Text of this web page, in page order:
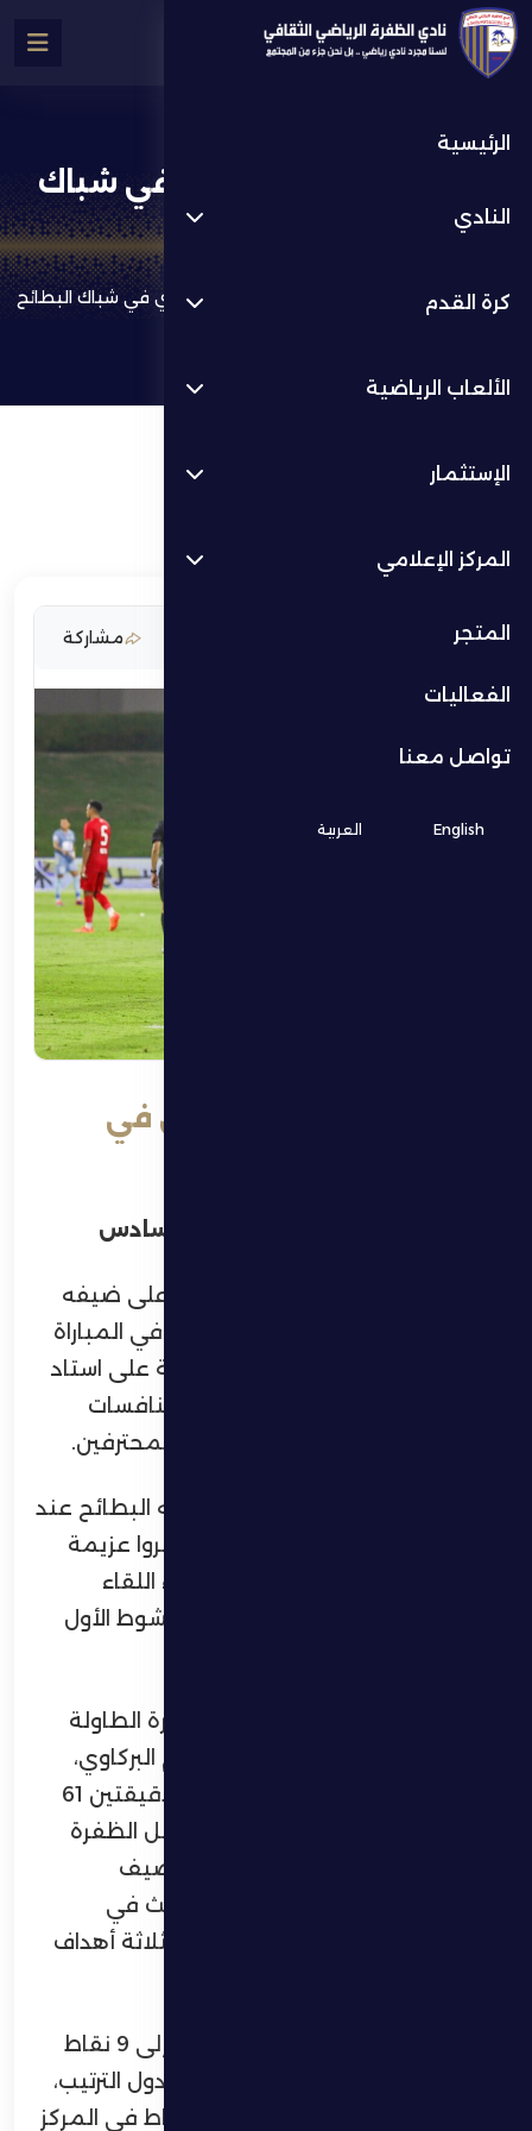
الرئيسية
النادي
كرة القدم
الألعاب الرياضية
الإستثمار
المركز الإعلامي
المتجر
الفعاليات
تواصل معنا
English العربية
بثلاثية البركاوي والخلوي في شباك
البطائح
كرة القدم بثلاثية البركاوي والخلوي في شباك البطائح
مشاركة
بثلاثية البركاوي والخلوي في
فارس الظفرة يقفز إلى المركز السادس
حقق الظفرة فوزاً ثميناً ومستحقاً على ضيفه
البطائح بثلاثة أهداف مقابل هدف، في المباراة
التي جمعتهما مساء اليوم الجمعة على استاد
حمدان بن زايد بمدينة زايد، ضمن منافسات
الجولة الخامسة من دوري أدنوك للمحترفين.
ورغم تأخر الظفرة بهدف مبكر سجله البطائح عند
الدقيقة السادسة، إلا أن لاعبيه أظهروا عزيمة
كبيرة، ونجحوا في العودة إلى أجواء اللقاء
وتهديد مرمى منافسهم، لينتهي الشوط الأول
في الشوط الثاني، قلب فارس الظفرة الطاولة
بفضل تألق مهاجمه المغربي كريم البركاوي،
الذي سجل هدفين متتاليين في الدقيقتين 61
و63، ليمنح الظفرة الأفضلية. وواصل الظفرة
ضغطه وسط مساندة جماهيره، ليضيف
المغربي محمد الخلوي الهدف الثالث في
الدقيقة 84، مؤكداً انتصار الظفرة بثلاثة أهداف
وبهذه النتيجة، رفع الظفرة رصيده إلى 9 نقاط
تقدم بها إلى المركز السادس في جدول الترتيب،
فيما تجمد رصيد البطائح عند 3 نقاط في المركز